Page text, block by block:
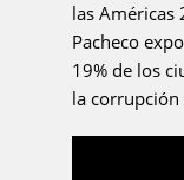
las Américas
Pacheco
19% de los
la